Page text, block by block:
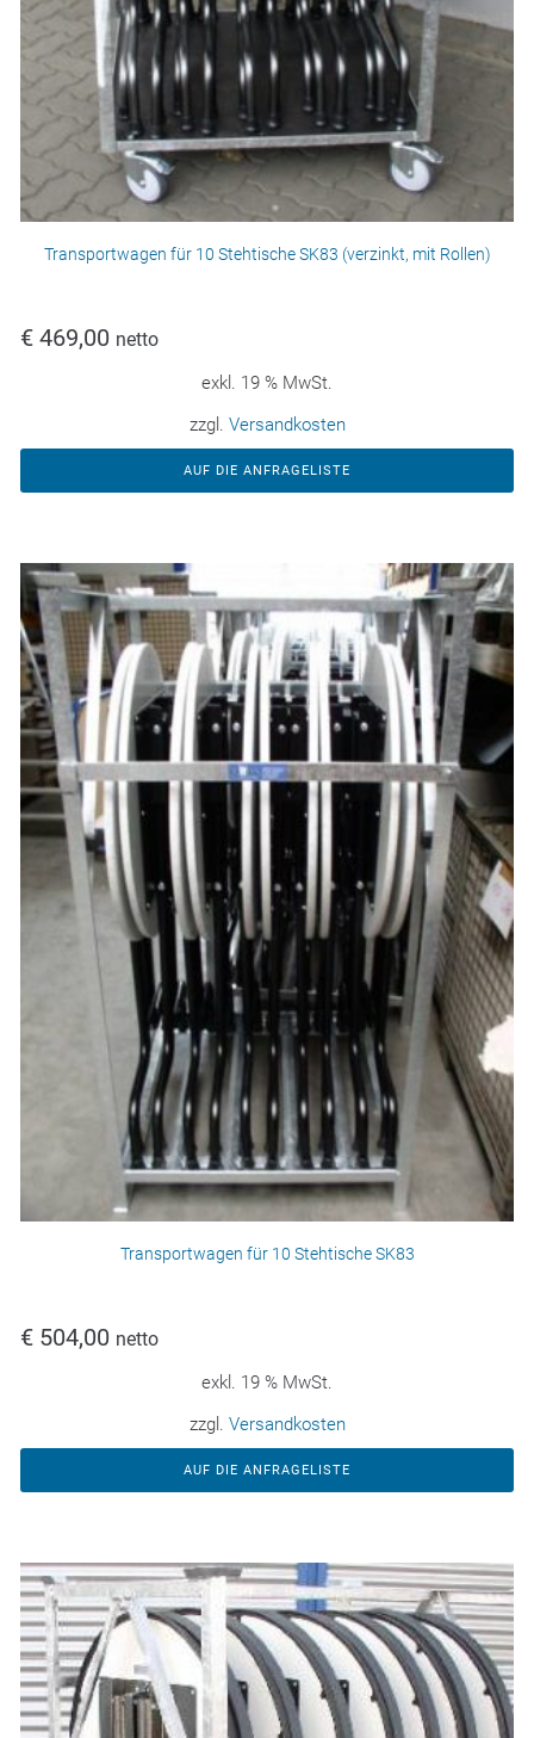
Transportwagen für 10 Stehtische SK83 (verzinkt, mit Rollen)
€ 469,00 netto
exkl. 19 % MwSt.
zzgl. Versandkosten
AUF DIE ANFRAGELISTE
Transportwagen für 10 Stehtische SK83
€ 504,00 netto
exkl. 19 % MwSt.
zzgl. Versandkosten
AUF DIE ANFRAGELISTE